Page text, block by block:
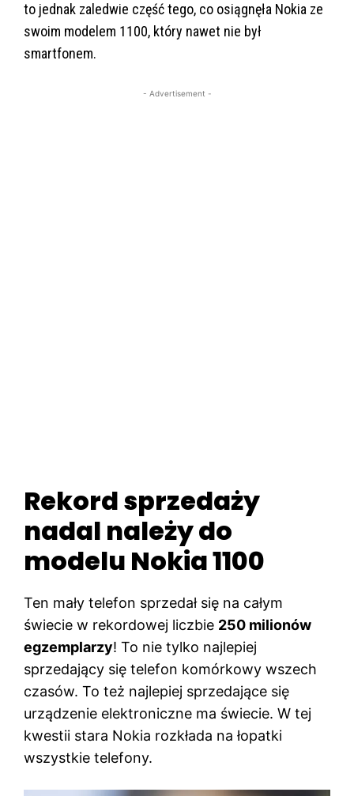
to jednak zaledwie część tego, co osiągnęła Nokia ze
swoim modelem 1100, który nawet nie był
smartfonem.
- Advertisement -
Rekord sprzedaży
nadal należy do
modelu Nokia 1100
Ten mały telefon sprzedał się na całym
świecie w rekordowej liczbie 250 milionów
egzemplarzy! To nie tylko najlepiej
sprzedający się telefon komórkowy wszech
czasów. To też najlepiej sprzedające się
urządzenie elektroniczne ma świecie. W tej
kwestii stara Nokia rozkłada na łopatki
wszystkie telefony.